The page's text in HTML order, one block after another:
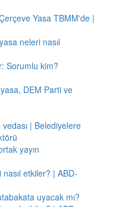
Yasa TBMM'de |
neleri nasıl
Sorumlu kim?
DEM Parti ve
| Belediyelere
yayın
etkiler? | ABD-
uyacak mı?